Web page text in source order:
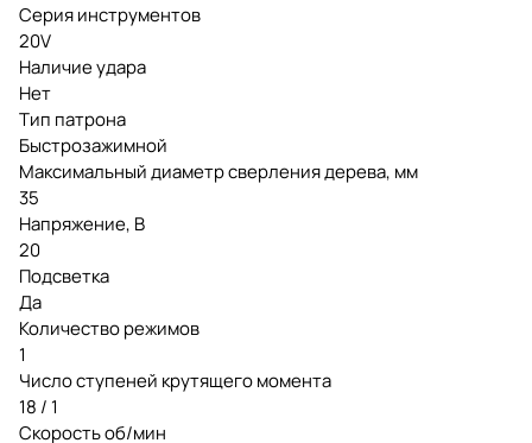
Серия инструментов
20V
Наличие удара
Нет
Тип патрона
Быстрозажимной
Максимальный диаметр сверления дерева, мм
35
Напряжение, В
20
Подсветка
Да
Количество режимов
1
Число ступеней крутящего момента
18 / 1
Скорость об/мин